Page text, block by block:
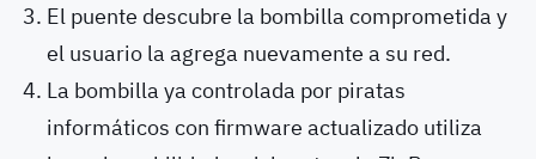
El puente descubre la bombilla comprometida y
el usuario la agrega nuevamente a su red.
La bombilla ya controlada por piratas
informáticos con firmware actualizado utiliza